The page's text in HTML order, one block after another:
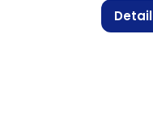
Detail